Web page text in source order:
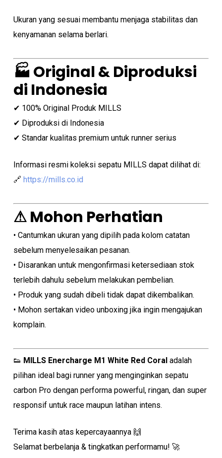
Ukuran yang sesuai membantu menjaga stabilitas dan
kenyamanan selama berlari.
🏭 Original & Diproduksi
di Indonesia
✔ 100% Original Produk MILLS
✔ Diproduksi di Indonesia
✔ Standar kualitas premium untuk runner serius
Informasi resmi koleksi sepatu MILLS dapat dilihat di:
🔗 https://mills.co.id
⚠ Mohon Perhatian
• Cantumkan ukuran yang dipilih pada kolom catatan
sebelum menyelesaikan pesanan.
• Disarankan untuk mengonfirmasi ketersediaan stok
terlebih dahulu sebelum melakukan pembelian.
• Produk yang sudah dibeli tidak dapat dikembalikan.
• Mohon sertakan video unboxing jika ingin mengajukan
komplain.
👟 MILLS Enercharge M1 White Red Coral adalah
pilihan ideal bagi runner yang menginginkan sepatu
carbon Pro dengan performa powerful, ringan, dan super
responsif untuk race maupun latihan intens.
Terima kasih atas kepercayaannya 🙌
Selamat berbelanja & tingkatkan performamu! 🚀